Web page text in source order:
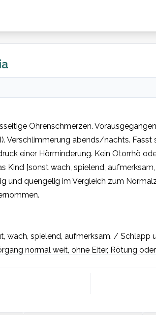
Ohrenschmerzen.
Verschlimmerung abends/nachts. Fasst
einer Hörminderung. Kein Otorrhö
Kind [sonst wach, spielend,
und quengelig im Vergleich zum
wach, spielend, aufmerksam. / Schlapp
normal weit, ohne Eiter, Rötung
alata, keine retroaurikuläre Rötung,
Gehörgang und Trommelfell